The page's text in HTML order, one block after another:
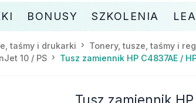
BONUSY SZKOLENIA
taśmy i drukarki Tonery, tusze, taśmy i
10 / PS
Tusz zamiennik HP C4837AE /
Tusz zamiennik